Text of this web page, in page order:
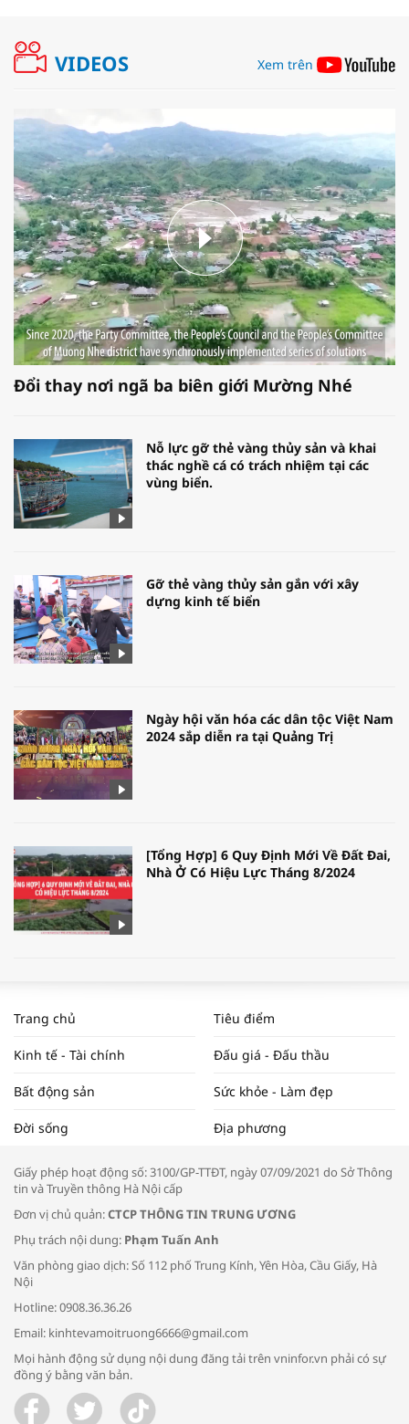
VIDEOS Xem trên
Đổi thay nơi ngã ba biên giới Mường Nhé
Nỗ lực gỡ thẻ vàng thủy sản và khai
thác nghề cá có trách nhiệm tại các
vùng biển.
Gỡ thẻ vàng thủy sản gắn với xây
dựng kinh tế biển
Ngày hội văn hóa các dân tộc Việt Nam
2024 sắp diễn ra tại Quảng Trị
[Tổng Hợp] 6 Quy Định Mới Về Đất Đai,
Nhà Ở Có Hiệu Lực Tháng 8/2024
NAM NĂM 2024 VÀ NĂM 2025 | NHỊP
ĐẬP THỊ TRƯỜNG #62
Tọa đàm “Xúc tiến thương mại: Khơi
Bác sĩ tư vấn cách phòng tránh bệnh
đường hô hấp trong thời tiết giao mùa
Trao yêu thương cho em
Trang chủ Tiêu điểm
Kinh tế - Tài chính Đấu giá - Đấu thầu
Bất động sản Sức khỏe - Làm đẹp
Đời sống Địa phương
Giấy phép hoạt động số: 3100/GP-TTĐT, ngày 07/09/2021 do Sở Thông
tin và Truyền thông Hà Nội cấp
Đơn vị chủ quản:CTCP THÔNG TIN TRUNG ƯƠNG
Phụ trách nội dung: Phạm Tuấn Anh
Văn phòng giao dịch: Số 112 phố Trung Kính, Yên Hòa, Cầu Giấy, Hà
Nội
Hotline: 0908.36.36.26
Email: kinhtevamoitruong6666@gmail.com
Mọi hành động sử dụng nội dung đăng tải trên vninfor.vn phải có sự
đồng ý bằng văn bản.